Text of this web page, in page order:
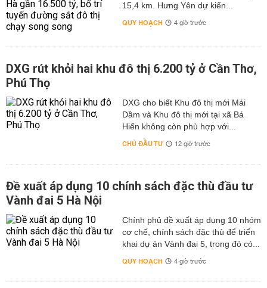
15,4 km. Hưng Yên dự kiến...
QUY HOẠCH 4 giờ trước
DXG rút khỏi hai khu đô thị 6.200 tỷ ở Cần Thơ,
Phú Thọ
DXG cho biết Khu đô thị mới Mái
Dầm và Khu đô thị mới tại xã Bá
Hiến không còn phù hợp với...
CHỦ ĐẦU TƯ 12 giờ trước
Đề xuất áp dụng 10 chính sách đặc thù đầu tư
Vành đai 5 Hà Nội
Chính phủ đề xuất áp dụng 10 nhóm
cơ chế, chính sách đặc thù để triển
khai dự án Vành đai 5, trong đó có...
QUY HOẠCH 4 giờ trước